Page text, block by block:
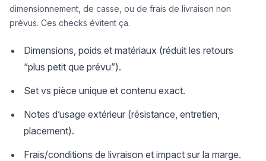
dimensionnement, de casse, ou de frais de livraison non
prévus. Ces checks évitent ça.
Dimensions, poids et matériaux (réduit les retours
“plus petit que prévu”).
Set vs pièce unique et contenu exact.
Notes d’usage extérieur (résistance, entretien,
placement).
Frais/conditions de livraison et impact sur la marge.